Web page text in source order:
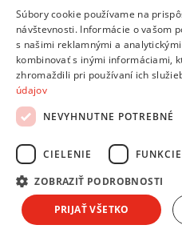
Copyright © 2026 AndreaShop.sk.
RIESENIA.com
Táto stránka je chránená
Pravidlá ochrany osobných údajov
Hups! Niečo sa pokazilo. Obnov
Obnoviť stránku
Vyber si splátky podľa seba
Súbory cookie používame na
návštevnosti. Informácie o vašom
s našimi reklamnými a
kombinovať s inými informáciami,
zhromaždili pri používaní ich
údajov
NEVYHNUTNE POTREBNÉ
CIELENIE FUNKCIE
ZOBRAZIŤ PODROBNOSTI
PRIJAŤ VŠETKO